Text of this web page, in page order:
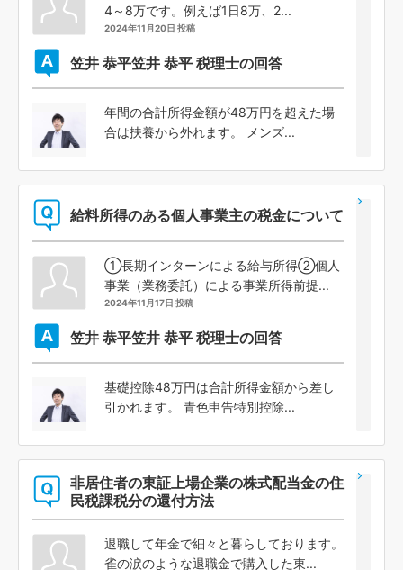
4～8万です。例えば1日8万、2...
2024年11月20日 投稿
笠井 恭平笠井 恭平 税理士の回答
年間の合計所得金額が48万円を超えた場
合は扶養から外れます。 メンズ...
給料所得のある個人事業主の税金について
①長期インターンによる給与所得②個人
事業（業務委託）による事業所得前提...
2024年11月17日 投稿
笠井 恭平笠井 恭平 税理士の回答
基礎控除48万円は合計所得金額から差し
引かれます。 青色申告特別控除...
非居住者の東証上場企業の株式配当金の住
民税課税分の還付方法
退職して年金で細々と暮らしております。
雀の涙のような退職金で購入した東...